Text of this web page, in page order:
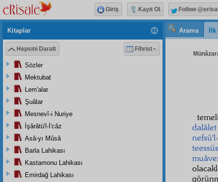
Arama
dalâlet
teessüs
Kitaplar
Hepsini Daralt Fihrist
Sözler
Mektubat
Lem'alar
Şuâlar
Mesnevî-i Nuriye
İşârâtü'l-İ'câz
Asâ-yı Mûsâ
Barla Lahikası
Kastamonu Lahikası
Emirdağ Lahikası
Giriş Kayıt Ol Follow